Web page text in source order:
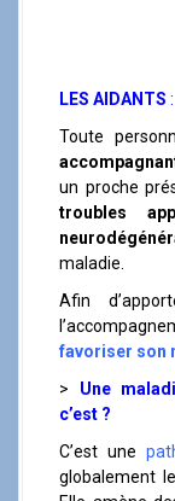
LES AIDANTS :
Toute
un proche
troubles
maladie.
Afin
favoriser son
> Une
c’est ?
C’est une
globalement